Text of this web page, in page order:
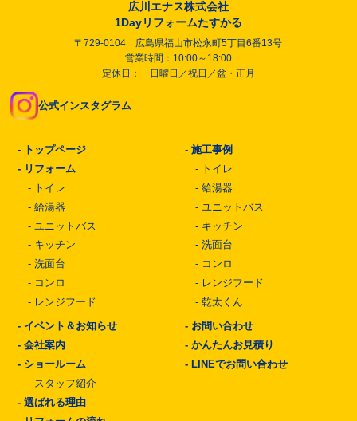
広川エナス株式会社
1Dayリフォームたすかる
〒729-0104 広島県福山市松永町5丁目6番13号
営業時間：10:00～18:00
定休日： 日曜日／祝日／盆・正月
公式インスタグラム
- トップページ
- リフォーム
- トイレ
- 給湯器
- ユニットバス
- キッチン
- 洗面台
- コンロ
- レンジフード
-施工事例
- トイレ
-給湯器
- ユニットバス
- キッチン
-洗面台
- コンロ
- レンジフード
-乾太くん
- イベント＆お知らせ
- 会社案内
- ショールーム
- スタッフ紹介
- 選ばれる理由
- お問い合わせ
-かんたんお見積り
- LINEでお問い合わせ